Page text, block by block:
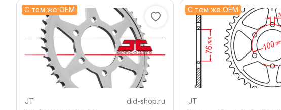
С тем же OEM
JT did-shop.ru
С тем же OEM
JT